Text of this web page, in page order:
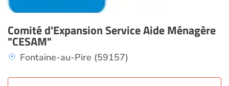
Comité d'Expansion Service Aide Ménagère
"CESAM"
Fontaine-au-Pire (59157)